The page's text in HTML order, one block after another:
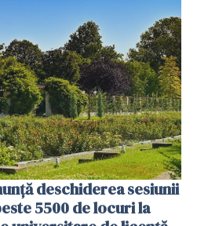
deschiderea sesiunii
5500 de locuri la